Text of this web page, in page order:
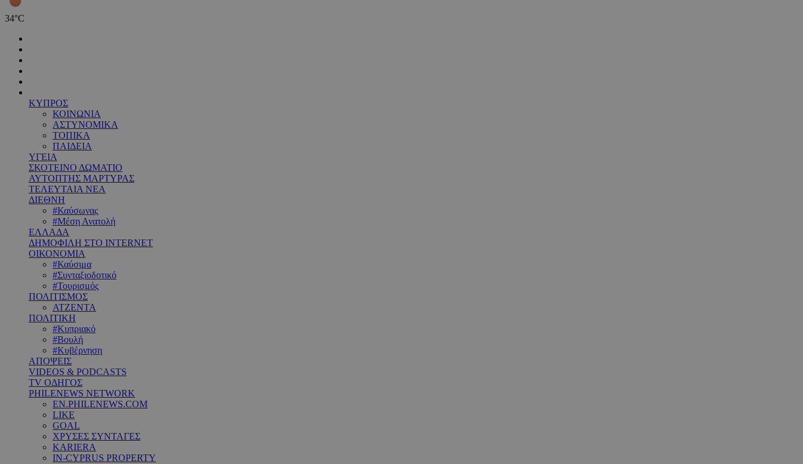
34°C
ΚΥΠΡΟΣ
ΚΟΙΝΩΝΙΑ
ΑΣΤΥΝΟΜΙΚΑ
ΤΟΠΙΚΑ
ΠΑΙΔΕΙΑ
ΥΓΕΙΑ
ΣΚΟΤΕΙΝΟ ΔΩΜΑΤΙΟ
ΑΥΤΟΠΤΗΣ ΜΑΡΤΥΡΑΣ
ΤΕΛΕΥΤΑΙΑ ΝΕΑ
ΔΙΕΘΝΗ
#Καύσωνας
#Μέση Ανατολή
ΕΛΛΑΔΑ
ΔΗΜΟΦΙΛΗ ΣΤΟ INTERNET
ΟΙΚΟΝΟΜΙΑ
#Καύσιμα
#Συνταξιοδοτικό
#Τουρισμός
ΠΟΛΙΤΙΣΜΟΣ
ΑΤΖΕΝΤΑ
ΠΟΛΙΤΙΚΗ
#Κυπριακό
#Βουλή
#Κυβέρνηση
ΑΠΟΨΕΙΣ
VIDEOS & PODCASTS
TV ΟΔΗΓΟΣ
PHILENEWS NETWORK
EN.PHILENEWS.COM
LIKE
GOAL
ΧΡΥΣΕΣ ΣΥΝΤΑΓΕΣ
KARIERA
IN-CYPRUS PROPERTY